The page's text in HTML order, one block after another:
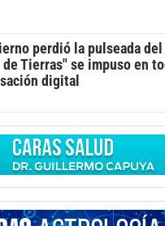
perdió la pulseada
de Tierras" se impuso en
digital